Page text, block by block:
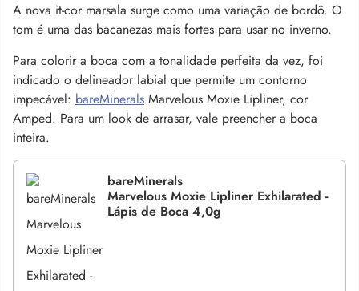
A nova it-cor marsala surge como uma variação de bordô. O
tom é uma das bacanezas mais fortes para usar no inverno.
Para colorir a boca com a tonalidade perfeita da vez, foi
indicado o delineador labial que permite um contorno
impecável: bareMinerals Marvelous Moxie Lipliner, cor
Amped. Para um look de arrasar, vale preencher a boca
inteira.
bareMinerals
Marvelous Moxie Lipliner Exhilarated -
Lápis de Boca 4,0g